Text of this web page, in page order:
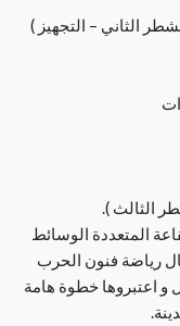
الثاني – التجهيز )
الثالث ).
المتعددة الوسائط
رياضة فنون الحرب
و اعتبروها خطوة هامة